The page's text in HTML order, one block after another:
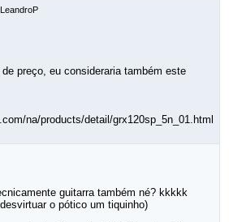
preço, eu consideraria também este
na/products/detail/grx120sp_5n_01.html
guitarra também né? kkkkk
o pótico um tiquinho)